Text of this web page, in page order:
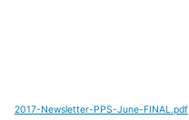
2017-Newsletter-PPS-June-FINAL.pdf